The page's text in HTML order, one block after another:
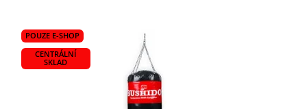
POUZE E-SHOP
CENTRÁLNÍ
SKLAD